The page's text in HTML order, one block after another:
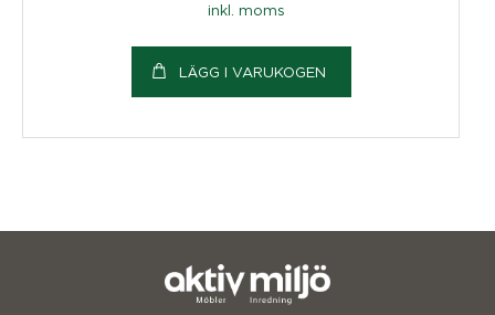
inkl. moms
LÄGG I VARUKOGEN